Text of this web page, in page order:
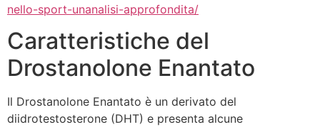
nello-sport-unanalisi-approfondita/
Caratteristiche del
Drostanolone Enantato
Il Drostanolone Enantato è un derivato del
diidrotestosterone (DHT) e presenta alcune